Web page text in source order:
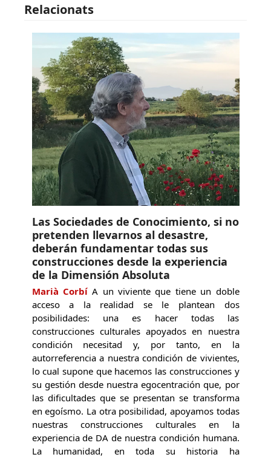
Relacionats
Las Sociedades de Conocimiento, si no
pretenden llevarnos al desastre,
deberán fundamentar todas sus
construcciones desde la experiencia
de la Dimensión Absoluta
Marià CorbíA un viviente que tiene un doble
acceso a la realidad se le plantean dos
posibilidades: una es hacer todas las
construcciones culturales apoyados en nuestra
condición necesitad y, por tanto, en la
autorreferencia a nuestra condición de vivientes,
lo cual supone que hacemos las construcciones y
su gestión desde nuestra egocentración que, por
las dificultades que se presentan se transforma
en egoísmo. La otra posibilidad, apoyamos todas
nuestras construcciones culturales en la
experiencia de DA de nuestra condición humana.
La humanidad, en toda su historia ha